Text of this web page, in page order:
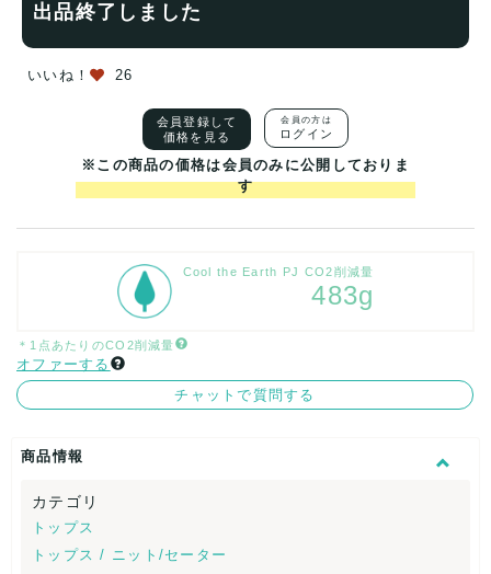
出品終了しました
いいね！ 26
会員登録して
価格を見る
会員の方は
ログイン
※この商品の価格は会員のみに公開しておりま
す
Cool the Earth PJ CO2削減量
483g
＊1点あたりのCO2削減量
オファーする
チャットで質問する
商品情報
カテゴリ
トップス
トップス / ニット/セーター